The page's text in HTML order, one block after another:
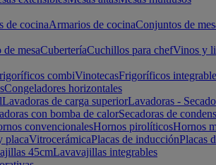
de cocinaArmarios de cocinaConjuntos de
mesaCuberteríaCuchillos para chefVinos y
combiVinotecasFrigoríficos
Congeladores horizontales
Lavadoras de carga superiorLavadoras -
con bomba de calorSecadoras de
convencionalesHornos pirolíticosHornos
placaVitrocerámicaPlacas de inducciónPlacas
45cmLavavajillas integrables